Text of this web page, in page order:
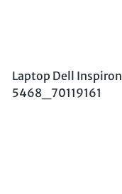
Laptop Dell Inspiron
5468_70119161